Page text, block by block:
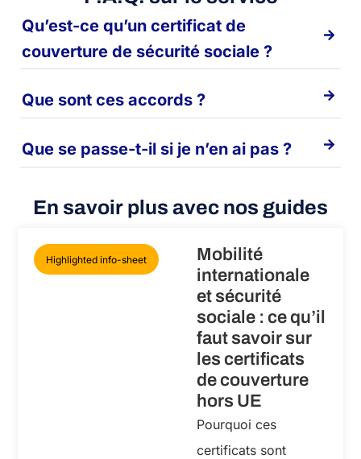
Qu’est-ce qu’un certificat de
couverture de sécurité sociale ?
Que sont ces accords ?
Que se passe-t-il si je n’en ai pas ?
En savoir plus avec nos guides
Highlighted info-sheet
Mobilité
internationale
et sécurité
sociale : ce qu’il
faut savoir sur
les certificats
de couverture
hors UE
Pourquoi ces
certificats sont